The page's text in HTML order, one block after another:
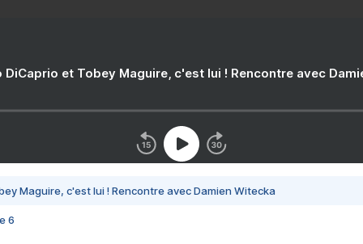
DiCaprio et Tobey Maguire, c'est lui ! Rencontre avec
Maguire, c'est lui ! Rencontre avec Damien Witecka
6